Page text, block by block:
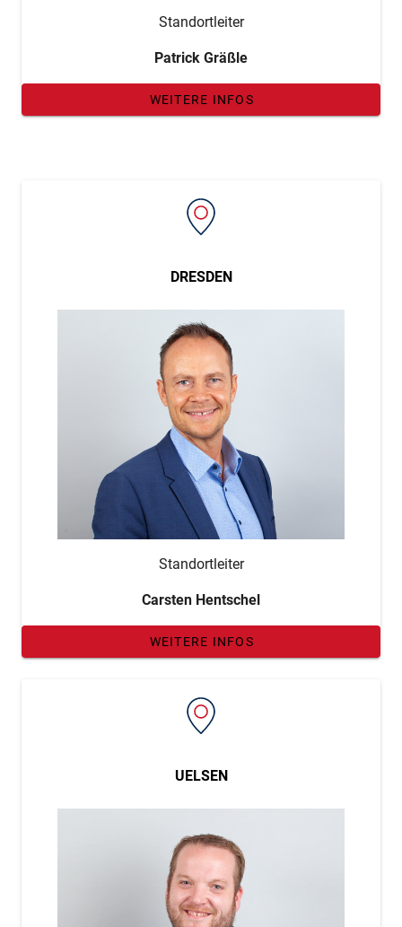
Standortleiter
Patrick Gräßle
WEITERE INFOS
DRESDEN
Standortleiter
Carsten Hentschel
WEITERE INFOS
UELSEN